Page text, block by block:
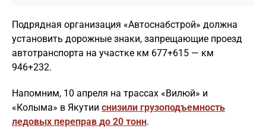
Подрядная организация «Автоснабстрой» должна
установить дорожные знаки, запрещающие проезд
автотранспорта на участке км 677+615 — км
946+232.
Напомним, 10 апреля на трассах «Вилюй» и
«Колыма» в Якутии снизили грузоподъемность
ледовых переправ до 20 тонн.